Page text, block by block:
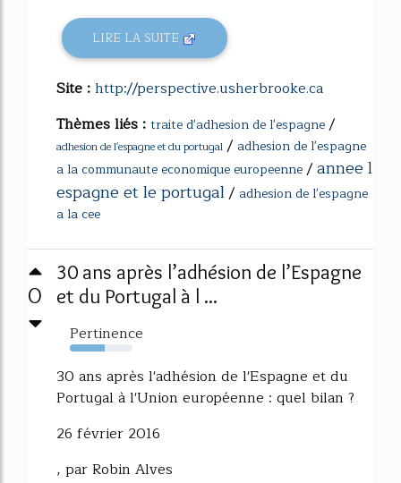
LIRE LA SUITE
Site :http://perspective.usherbrooke.ca
Thèmes liés : traite d'adhesion de l'espagne/
adhesion de l'espagne et du portugal / adhesion de l'espagne
a la communaute economique europeenne/annee l
espagne et le portugal/ adhesion de l'espagne
a la cee
0
30 ans après l’adhésion de l’Espagne
et du Portugal à l ...
Pertinence
55%
30 ans après l'adhésion de l'Espagne et du
Portugal à l'Union européenne : quel bilan ?
26 février 2016
, par Robin Alves